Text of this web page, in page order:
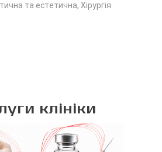
та естетична, Хірургія
клініки